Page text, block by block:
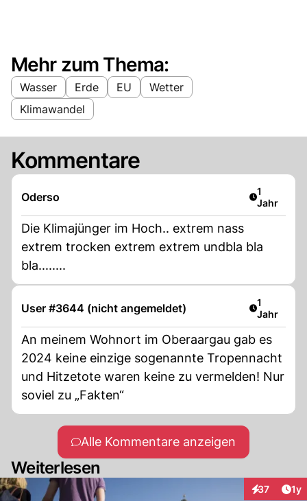
Mehr zum Thema:
Wasser Erde EU
Wetter
Klimawandel
Kommentare
Oderso Artikel
1
Jahr
Die Klimajünger im Hoch.. extrem nass
extrem trocken extrem extrem undbla bla
bla........
User #3644 (nicht angemeldet) Artikel
1
Jahr
An meinem Wohnort im Oberaargau gab es
2024 keine einzige sogenannte Tropennacht
und Hitzetote waren keine zu vermelden! Nur
soviel zu „Fakten“
Alle Kommentare anzeigen
Weiterlesen
37 1y